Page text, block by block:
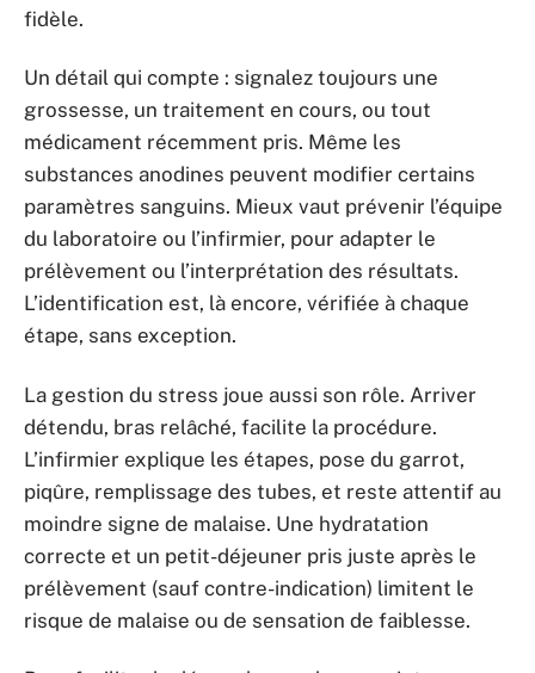
fidèle.
Un détail qui compte : signalez toujours une
grossesse, un traitement en cours, ou tout
médicament récemment pris. Même les
substances anodines peuvent modifier certains
paramètres sanguins. Mieux vaut prévenir l’équipe
du laboratoire ou l’infirmier, pour adapter le
prélèvement ou l’interprétation des résultats.
L’identification est, là encore, vérifiée à chaque
étape, sans exception.
La gestion du stress joue aussi son rôle. Arriver
détendu, bras relâché, facilite la procédure.
L’infirmier explique les étapes, pose du garrot,
piqûre, remplissage des tubes, et reste attentif au
moindre signe de malaise. Une hydratation
correcte et un petit-déjeuner pris juste après le
prélèvement (sauf contre-indication) limitent le
risque de malaise ou de sensation de faiblesse.